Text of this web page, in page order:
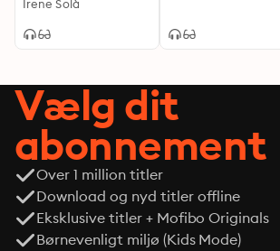
Irene Solà
Vælg dit
abonnement
Over 1 million titler
Download og nyd titler offline
Eksklusive titler + Mofibo Originals
Børnevenligt miljø (Kids Mode)